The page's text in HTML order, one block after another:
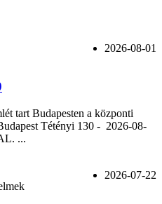
2026-08-01
tart Budapesten a központi
Tétényi 130 - 2026-08-
...
2026-07-22